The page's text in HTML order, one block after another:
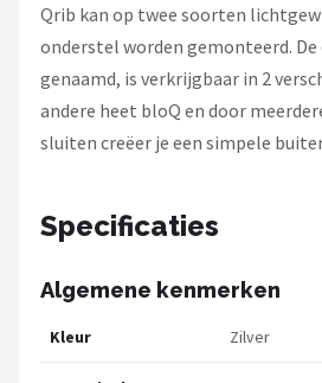
Qrib kan op twee soorten
onderstel worden gemonteerd. De
genaamd, is verkrijgbaar in 2
andere heet bloQ en door
sluiten creëer je een simpele
Specificaties
Algemene kenmerken
Kleur Zilver